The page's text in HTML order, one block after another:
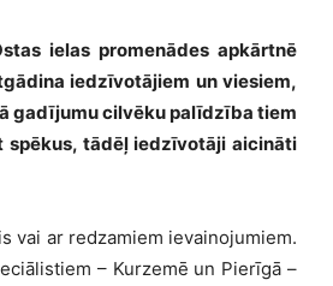
ielas promenādes apkārtnē
iedzīvotājiem un viesiem,
gadījumu cilvēku palīdzība tiem
spēkus, tādēļ iedzīvotāji aicināti
vai ar redzamiem ievainojumiem.
– Kurzemē un Pierīgā –